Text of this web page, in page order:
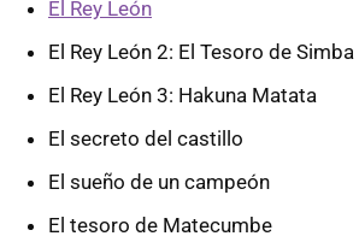
El Rey León
El Rey León 2: El Tesoro de Simba
El Rey León 3: Hakuna Matata
El secreto del castillo
El sueño de un campeón
El tesoro de Matecumbe